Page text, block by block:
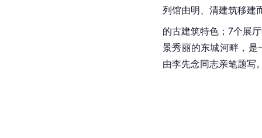
列馆由明、清建筑移建
的古建筑特色；7个展
景秀丽的东城河畔，是
由李先念同志亲笔题写